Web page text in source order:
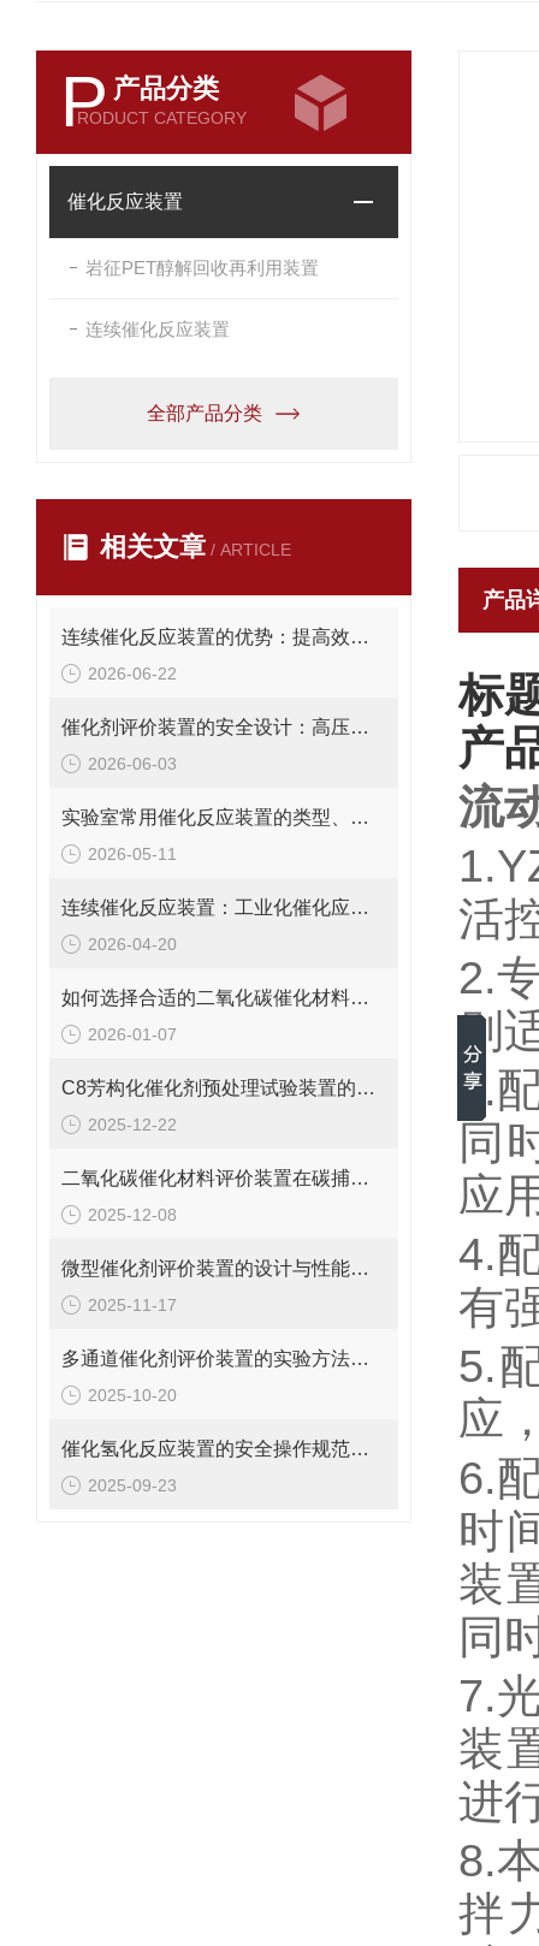
P 产品分类
RODUCT CATEGORY
催化反应装置
岩征PET醇解回收再利用装置
连续催化反应装置
全部产品分类
相关文章 / ARTICLE
连续催化反应装置的优势：提高效率、安全性与过程控制精度
2026-06-22
催化剂评价装置的安全设计：高压、高温、有毒有害产物的防护
2026-06-03
实验室常用催化反应装置的类型、特点与选型指南
2026-05-11
连续催化反应装置：工业化催化应用中的高效反应器选择
2026-04-20
如何选择合适的二氧化碳催化材料评价装置：用户指南
2026-01-07
C8芳构化催化剂预处理试验装置的操作规范与优化方法
2025-12-22
二氧化碳催化材料评价装置在碳捕集与利用中的应用说明
2025-12-08
微型催化剂评价装置的设计与性能优势概述
2025-11-17
多通道催化剂评价装置的实验方法与操作技巧分析
2025-10-20
催化氢化反应装置的安全操作规范说明
2025-09-23
产品
标
产
流
活
2.
别
3.
同
应
4.
有
5.
应
6.
时
装
同
7.
装
进
8.
拌